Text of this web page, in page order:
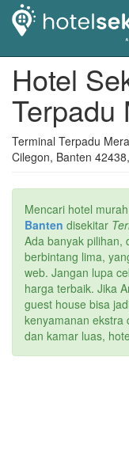
Hotel
Terpadu
Terminal Terpadu
Cilegon, Banten
Mencari hotel
Banten disekitar
Ada banyak pilihan,
berbintang lima,
web. Jangan lupa
harga terbaik. Jika
guest house bisa
kenyamanan ekstra
dan kamar luas,